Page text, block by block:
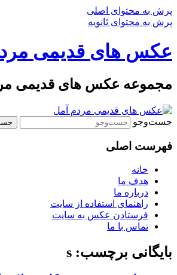
پرش به محتوای اصلی
پرش به محتوای ثانویه
عکس های قدیمی
مجموعه عکس های قدیمی
جست‌وجو
فهرست اصلی
خانه
هدف ما
درباره ما
راهنمای استفاده از سایت
فرستادن عکس به سایت
تماس با ما
بایگانی برچسب: s